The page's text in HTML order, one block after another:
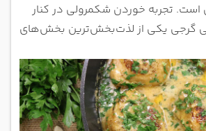
است. تجربه خوردن شکمرولی در کنار
گرجی یکی از لذت‌بخش‌ترین بخش‌های